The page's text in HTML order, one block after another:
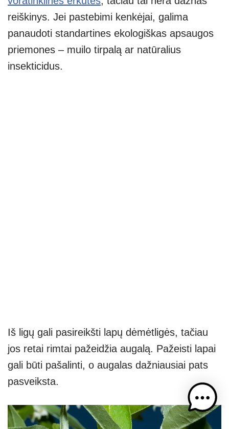
reiškinys. Jei pastebimi kenkėjai, galima
panaudoti standartines ekologiškas apsaugos
priemones – muilo tirpalą ar natūralius
insekticidus.
Iš ligų gali pasireikšti lapų dėmėtligės, tačiau
jos retai rimtai pažeidžia augalą. Pažeisti lapai
gali būti pašalinti, o augalas dažniausiai pats
pasveiksta.